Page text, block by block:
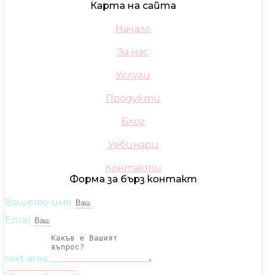
Карта на сайта
Начало
За нас
Услуги
Продукти
Блог
Уебинари
Контакти
Форма за бърз контакт
Вашето име
Email
text area